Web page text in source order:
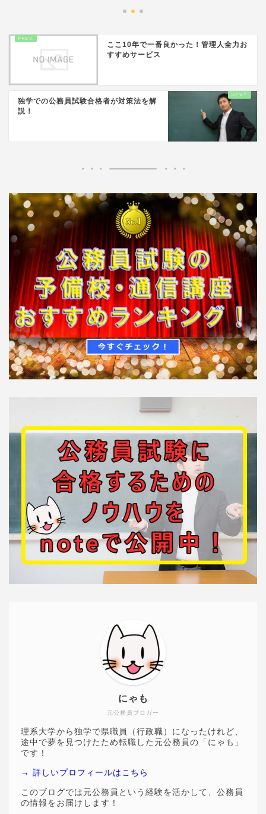
ここ10年で一番良かった！管理人全力お
すすめサービス
独学での公務員試験合格者が対策法を解
説！
元公務員ブロガー
にゃも
理系大学から独学で県職員（行政職）になったけれど、
途中で夢を見つけたため転職した元公務員の「にゃも」
です！
→ 詳しいプロフィールはこちら
このブログでは元公務員という経験を活かして、公務員
の情報をお届けします！